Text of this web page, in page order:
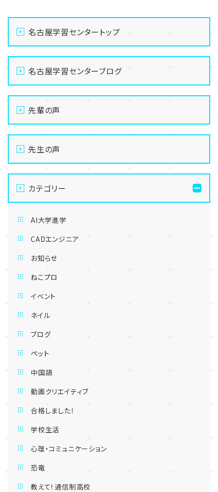
名古屋学習センタートップ
名古屋学習センターブログ
先輩の声
先生の声
カテゴリー
AI大学進学
CADエンジニア
お知らせ
ねこプロ
イベント
ネイル
ブログ
ペット
中国語
動画クリエイティブ
合格しました！
学校生活
心理・コミュニケーション
恐竜
教えて！通信制高校